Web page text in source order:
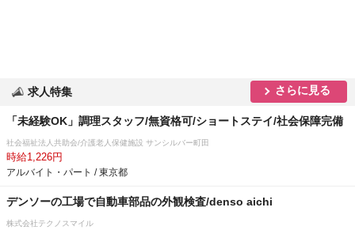
求人特集 さらに見る
「未経験OK」調理スタッフ/無資格可/ショートステイ/社会保障完備
社会福祉法人共助会/介護老人保健施設 サンシルバー町田
時給1,226円
アルバイト・パート / 東京都
デンソーの工場で自動車部品の外観検査/denso aichi
株式会社テクノスマイル